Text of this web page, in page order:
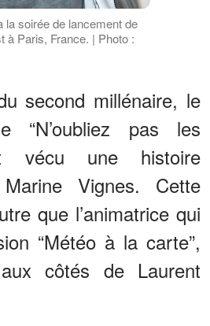
la soirée de lancement de
à Paris, France. | Photo :
second millénaire, le
“N’oubliez pas les
vécu une histoire
Vignes. Cette
que l’animatrice qui
“Météo à la carte”,
côtés de Laurent